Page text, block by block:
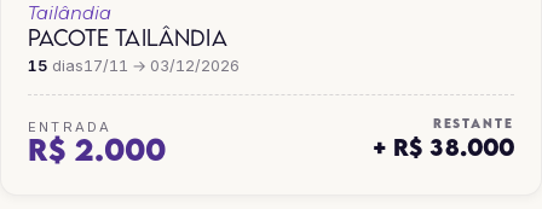
Tailândia
PACOTE TAILÂNDIA
15 dias17/11 → 03/12/2026
ENTRADA
R$ 2.000
RESTANTE
+ R$ 38.000